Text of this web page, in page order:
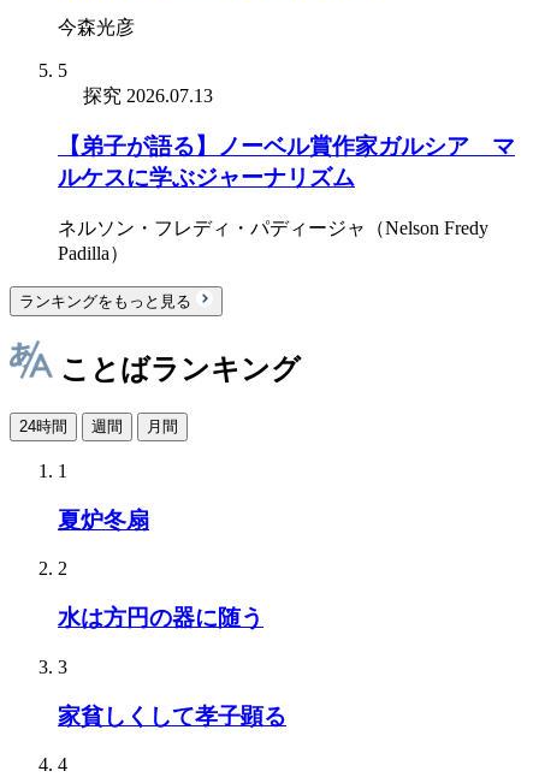
今森光彦
5
探究 2026.07.13
【弟子が語る】ノーベル賞作家ガルシア゠マ
ルケスに学ぶジャーナリズム
ネルソン・フレディ・パディージャ（Nelson Fredy
Padilla）
ランキングをもっと見る
ことばランキング
24時間 週間 月間
1
夏炉冬扇
2
水は方円の器に随う
3
家貧しくして孝子顕る
4